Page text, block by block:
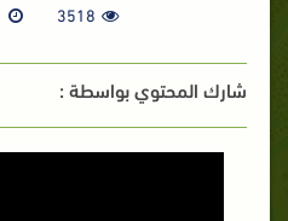
3518
شارك المحتوي بواسطة :